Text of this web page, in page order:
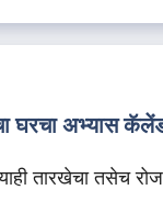
घरचा अभ्यास
तारखेचा तसेच